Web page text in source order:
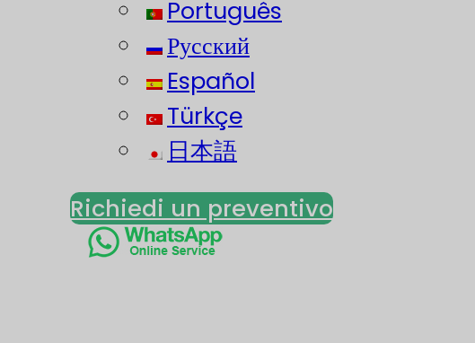
Português
Русский
Español
Türkçe
日本語
Richiedi un preventivo